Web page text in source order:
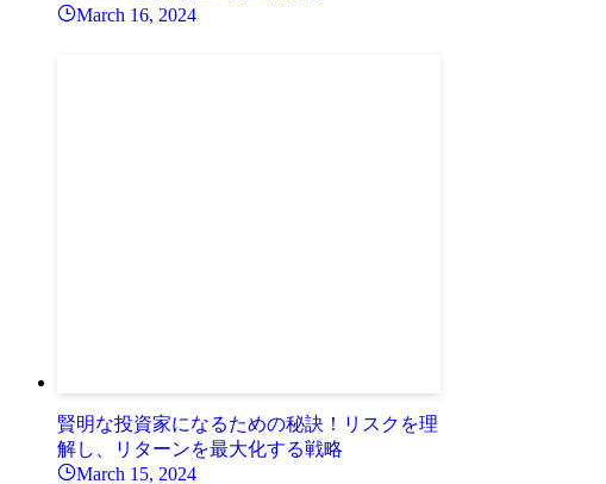
March 16, 2024
賢明な投資家になるための秘訣！リスクを理
解し、リターンを最大化する戦略
March 15, 2024